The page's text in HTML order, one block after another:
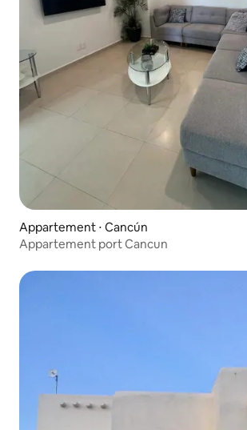
Appartement ⋅ Cancún
Appartement port Cancun